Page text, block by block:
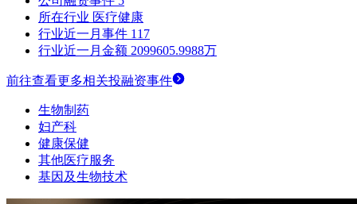
所在行业 医疗健康
行业近一月事件 117
行业近一月金额 2099605.9988万
前往查看更多相关投融资事件
生物制药
妇产科
健康保健
其他医疗服务
基因及生物技术